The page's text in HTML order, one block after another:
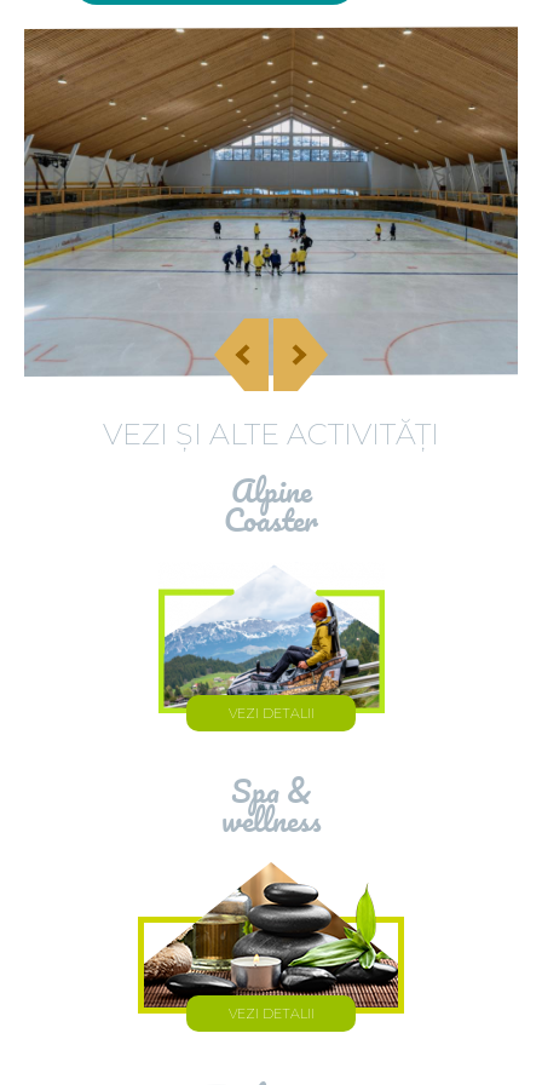
VEZI ȘI ALTE ACTIVITĂȚI
Alpine
Coaster
VEZI DETALII
Spa &
wellness
VEZI DETALII